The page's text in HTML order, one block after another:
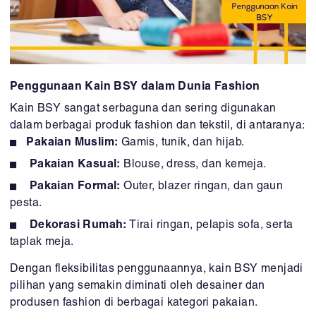
Penggunaan Kain BSY dalam Dunia Fashion
Kain BSY sangat serbaguna dan sering digunakan
dalam berbagai produk fashion dan tekstil, di antaranya:
Pakaian Muslim: Gamis, tunik, dan hijab.
Pakaian Kasual: Blouse, dress, dan kemeja.
Pakaian Formal: Outer, blazer ringan, dan gaun
pesta.
Dekorasi Rumah: Tirai ringan, pelapis sofa, serta
taplak meja.
Dengan fleksibilitas penggunaannya, kain BSY menjadi
pilihan yang semakin diminati oleh desainer dan
produsen fashion di berbagai kategori pakaian.